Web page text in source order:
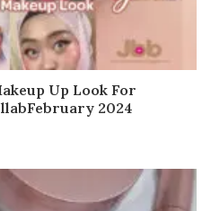
Up Look For
2024